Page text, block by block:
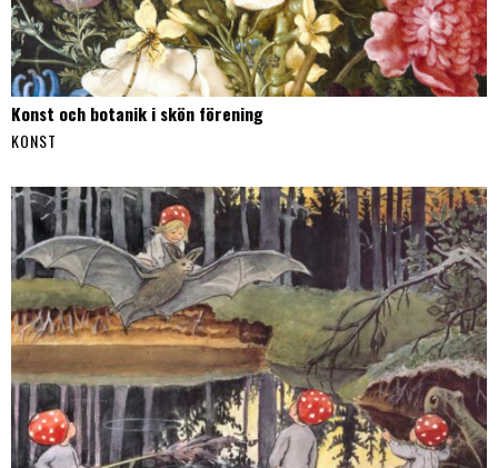
Konst och botanik i skön förening
KONST